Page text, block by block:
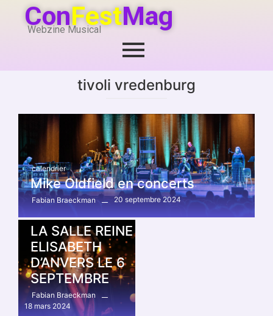
ConFestMag
Webzine Musical
tivoli vredenburg
calendrier
Mike Oldfield en concerts
Fabian Braeckman 20 septembre 2024
ENGELBERT
HUMPERDINCK
PRÉSENTERA
SA TOURNÉE «
THE LAST
WALTZ
FAREWELL » À
LA SALLE REINE
ELISABETH
D’ANVERS LE 6
SEPTEMBRE
Fabian Braeckman
18 mars 2024